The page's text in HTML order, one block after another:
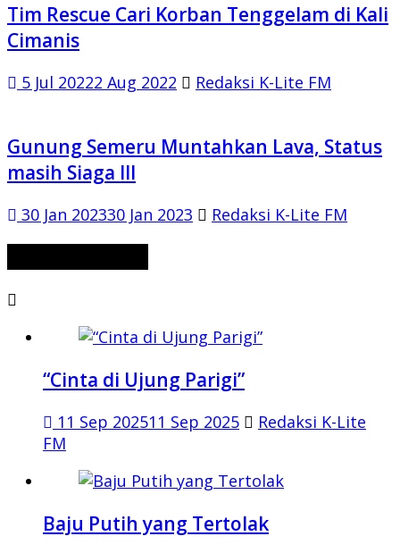
Tim Rescue Cari Korban Tenggelam di Kali
Cimanis
5 Jul 20222 Aug 2022 Redaksi K-Lite FM
Gunung Semeru Muntahkan Lava, Status
masih Siaga III
30 Jan 202330 Jan 2023 Redaksi K-Lite FM
“Cinta di Ujung Parigi”
11 Sep 202511 Sep 2025
Redaksi K-Lite
FM
Baju Putih yang Tertolak